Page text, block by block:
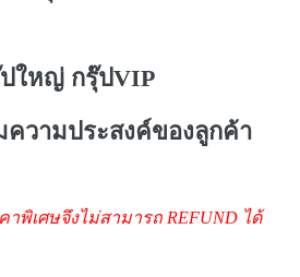
ใหญ่ กรุ๊ปVIP
ความประสงค์ของลูกค้า
าพิเศษจึงไม่สามารถ REFUND ได้